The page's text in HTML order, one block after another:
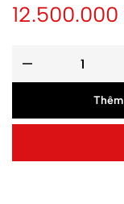
12.500.000